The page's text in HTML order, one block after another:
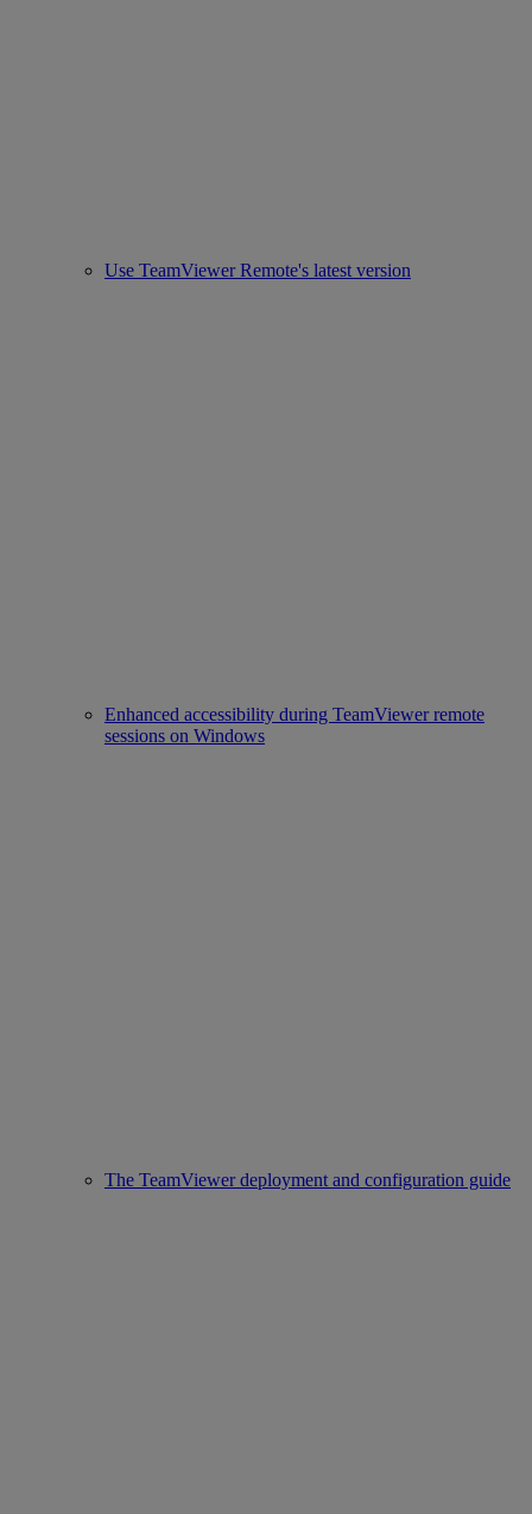
Use TeamViewer Remote's latest version
Enhanced accessibility during TeamViewer remote
sessions on Windows
The TeamViewer deployment and configuration guide